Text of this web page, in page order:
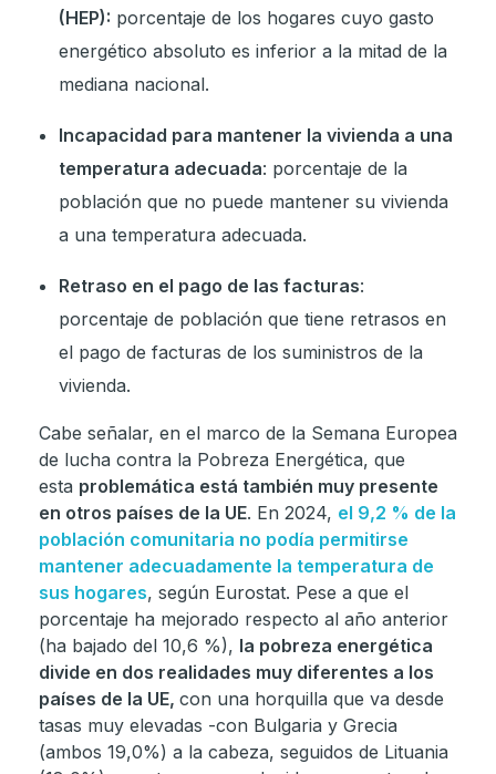
(HEP): porcentaje de los hogares cuyo gasto
energético absoluto es inferior a la mitad de la
mediana nacional.
Incapacidad para mantener la vivienda a una
temperatura adecuada: porcentaje de la
población que no puede mantener su vivienda
a una temperatura adecuada.
Retraso en el pago de las facturas:
porcentaje de población que tiene retrasos en
el pago de facturas de los suministros de la
vivienda.
Cabe señalar, en el marco de la Semana Europea
de lucha contra la Pobreza Energética, que
esta problemática está también muy presente
en otros países de la UE. En 2024, el 9,2 % de la
población comunitaria no podía permitirse
mantener adecuadamente la temperatura de
sus hogares, según Eurostat. Pese a que el
porcentaje ha mejorado respecto al año anterior
(ha bajado del 10,6 %), la pobreza energética
divide en dos realidades muy diferentes a los
países de la UE, con una horquilla que va desde
tasas muy elevadas -con Bulgaria y Grecia
(ambos 19,0%) a la cabeza, seguidos de Lituania